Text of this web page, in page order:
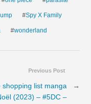
#Spy X Family
#wonderland
Previous Post
shopping list manga
(2023) – #5DC –
→